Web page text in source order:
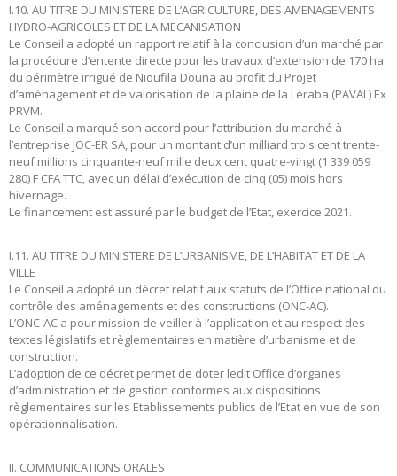
I.10. AU TITRE DU MINISTERE DE L’AGRICULTURE, DES AMENAGEMENTS
HYDRO-AGRICOLES ET DE LA MECANISATION
Le Conseil a adopté un rapport relatif à la conclusion d’un marché par
la procédure d’entente directe pour les travaux d’extension de 170 ha
du périmètre irrigué de Nioufila Douna au profit du Projet
d’aménagement et de valorisation de la plaine de la Léraba (PAVAL) Ex
PRVM.
Le Conseil a marqué son accord pour l’attribution du marché à
l’entreprise JOC-ER SA, pour un montant d’un milliard trois cent trente-
neuf millions cinquante-neuf mille deux cent quatre-vingt (1 339 059
280) F CFA TTC, avec un délai d’exécution de cinq (05) mois hors
hivernage.
Le financement est assuré par le budget de l’Etat, exercice 2021.
I.11. AU TITRE DU MINISTERE DE L’URBANISME, DE L’HABITAT ET DE LA
VILLE
Le Conseil a adopté un décret relatif aux statuts de l’Office national du
contrôle des aménagements et des constructions (ONC-AC).
L’ONC-AC a pour mission de veiller à l’application et au respect des
textes législatifs et règlementaires en matière d’urbanisme et de
construction.
L’adoption de ce décret permet de doter ledit Office d’organes
d’administration et de gestion conformes aux dispositions
règlementaires sur les Etablissements publics de l’Etat en vue de son
opérationnalisation.
II. COMMUNICATIONS ORALES